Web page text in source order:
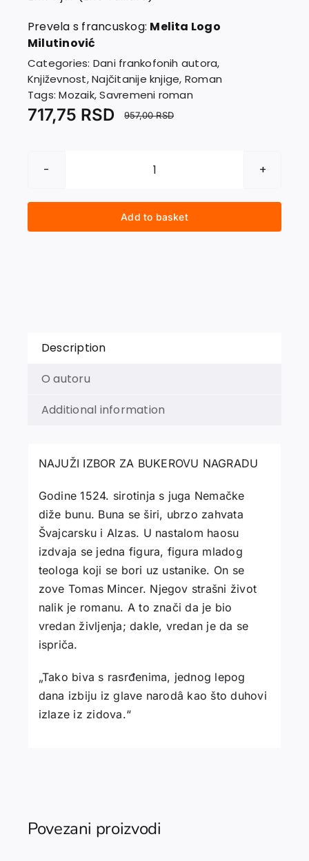
EU PROJECTS
Contact
Prevela s francuskog: Melita Logo
Milutinović
Categories: Dani frankofonih autora,
Književnost,Najčitanije knjige, Roman
Tags:Mozaik,Savremeni roman
957,00RSD
717,75 RSD
RAT
quantity
Add to basket
Description
O autoru
Additional information
NAJUŽI IZBOR ZA BUKEROVU NAGRADU
Godine 1524. sirotinja s juga Nemačke
diže bunu. Buna se širi, ubrzo zahvata
Švajcarsku i Alzas. U nastalom haosu
izdvaja se jedna figura, figura mladog
teologa koji se bori uz ustanike. On se
zove Tomas Mincer. Njegov strašni život
nalik je romanu. A to znači da je bio
vredan življenja; dakle, vredan je da se
ispriča.
„Tako biva s rasrđenima, jednog lepog
dana izbiju iz glave narodâ kao što duhovi
izlaze iz zidova.“
Povezani proizvodi